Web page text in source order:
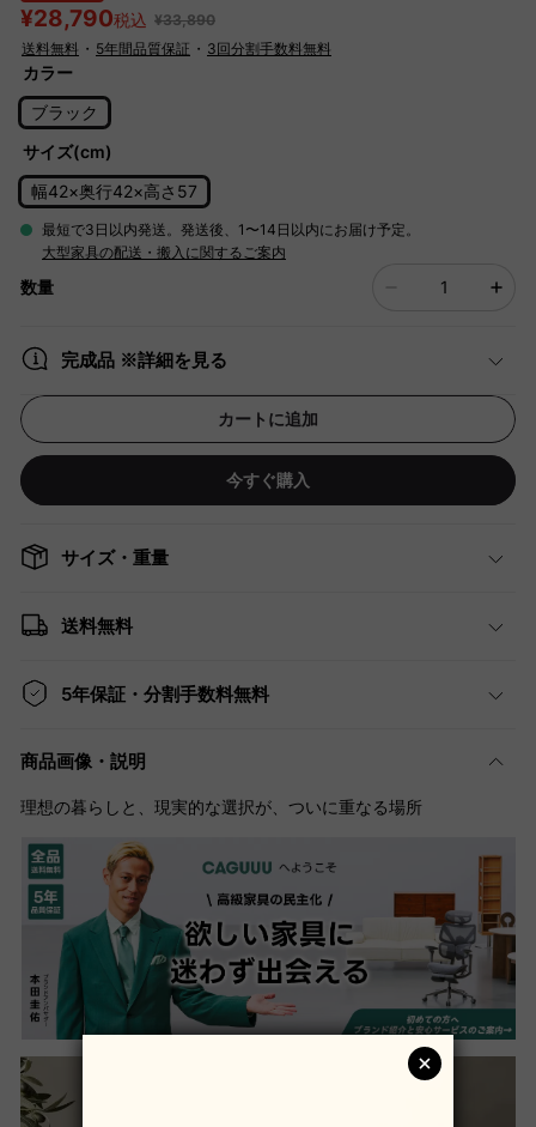
¥28,790税込 ¥33,890
送料無料 ・ 5年間品質保証 ・ 3回分割手数料無料
カラー
ブラック
サイズ(cm)
幅42×奥行42×高さ57
最短で3日以内発送。発送後、1〜14日以内にお届け予定。
大型家具の配送・搬入に関するご案内
数量
完成品 ※詳細を見る
カートに追加
今すぐ購入
サイズ・重量
送料無料
5年保証・分割手数料無料
商品画像・説明
理想の暮らしと、現実的な選択が、ついに重なる場所